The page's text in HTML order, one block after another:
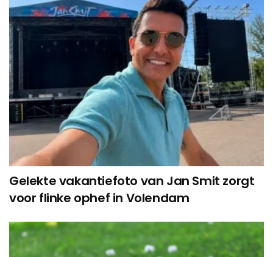
Gelekte vakantiefoto van Jan Smit zorgt
voor flinke ophef in Volendam